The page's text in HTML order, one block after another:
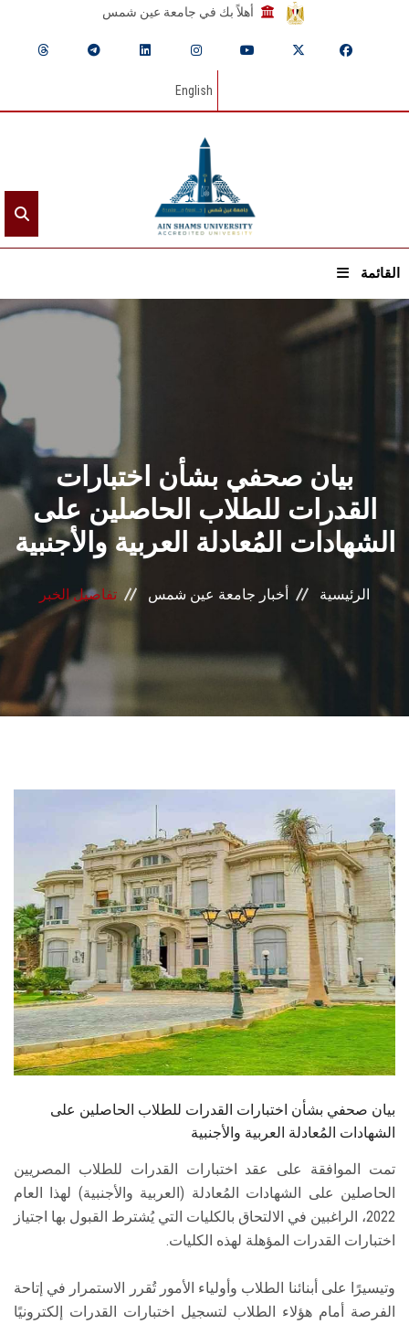
أهلاً بك في جامعة عين شمس
English
القائمة
الرئيسيـة
القطاعـات
الشئون الأكاديمية
البحث العلمي
المراكز والوحدات
الأنظمة الذكية
هيئة التدريس
الدراسات العليا
الخريجين
الموظفون
الزائـرون
سجل الان
بيان صحفي بشأن اختبارات
القدرات للطلاب الحاصلين على
الشهادات المُعادلة العربية والأجنبية
الرئيسية أخبار جامعة عين شمس تفاصيل الخبر
بيان صحفي بشأن اختبارات القدرات للطلاب الحاصلين على
الشهادات المُعادلة العربية والأجنبية
تمت الموافقة على عقد اختبارات القدرات للطلاب المصريين
الحاصلين على الشهادات المُعادلة (العربية والأجنبية) لهذا العام
2022، الراغبين في الالتحاق بالكليات التي يُشترط القبول بها اجتياز
اختبارات القدرات المؤهلة لهذه الكليات.
وتيسيرًا على أبنائنا الطلاب وأولياء الأمور تُقرر الاستمرار في إتاحة
الفرصة أمام هؤلاء الطلاب لتسجيل اختبارات القدرات إلكترونيًا